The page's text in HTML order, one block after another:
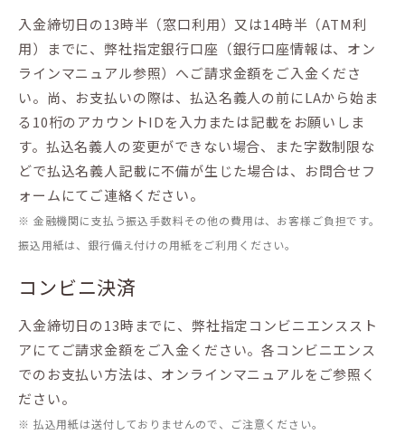
入金締切日の13時半（窓口利用）又は14時半（ATM利
用）までに、弊社指定銀行口座（銀行口座情報は、オン
ラインマニュアル参照）へご請求金額をご入金くださ
い。尚、お支払いの際は、払込名義人の前にLAから始ま
る10桁のアカウントIDを入力または記載をお願いしま
す。払込名義人の変更ができない場合、また字数制限な
どで払込名義人記載に不備が生じた場合は、お問合せフ
ォームにてご連絡ください。
※ 金融機関に支払う振込手数料その他の費用は、お客様ご負担です。
振込用紙は、銀行備え付けの用紙をご利用ください。
コンビニ決済
入金締切日の13時までに、弊社指定コンビニエンススト
アにてご請求金額をご入金ください。各コンビニエンス
でのお支払い方法は、オンラインマニュアルをご参照く
ださい。
※ 払込用紙は送付しておりませんので、ご注意ください。